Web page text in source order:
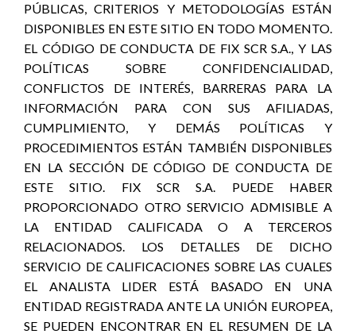
PÚBLICAS, CRITERIOS Y METODOLOGÍAS ESTÁN
DISPONIBLES EN ESTE SITIO EN TODO MOMENTO.
EL CÓDIGO DE CONDUCTA DE FIX SCR S.A., Y LAS
POLÍTICAS SOBRE CONFIDENCIALIDAD,
CONFLICTOS DE INTERÉS, BARRERAS PARA LA
INFORMACIÓN PARA CON SUS AFILIADAS,
CUMPLIMIENTO, Y DEMÁS POLÍTICAS Y
PROCEDIMIENTOS ESTÁN TAMBIÉN DISPONIBLES
EN LA SECCIÓN DE CÓDIGO DE CONDUCTA DE
ESTE SITIO. FIX SCR S.A. PUEDE HABER
PROPORCIONADO OTRO SERVICIO ADMISIBLE A
LA ENTIDAD CALIFICADA O A TERCEROS
RELACIONADOS. LOS DETALLES DE DICHO
SERVICIO DE CALIFICACIONES SOBRE LAS CUALES
EL ANALISTA LIDER ESTÁ BASADO EN UNA
ENTIDAD REGISTRADA ANTE LA UNIÓN EUROPEA,
SE PUEDEN ENCONTRAR EN EL RESUMEN DE LA